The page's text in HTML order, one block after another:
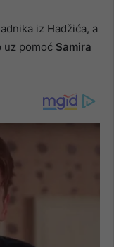
iz Hadžića, a
uz pomoć Samira